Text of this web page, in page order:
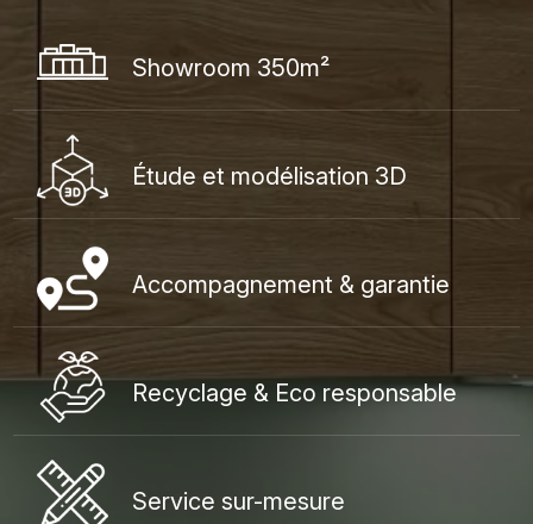
Showroom 350m²
Étude et modélisation 3D
Accompagnement & garantie
Recyclage & Eco responsable
Service sur-mesure